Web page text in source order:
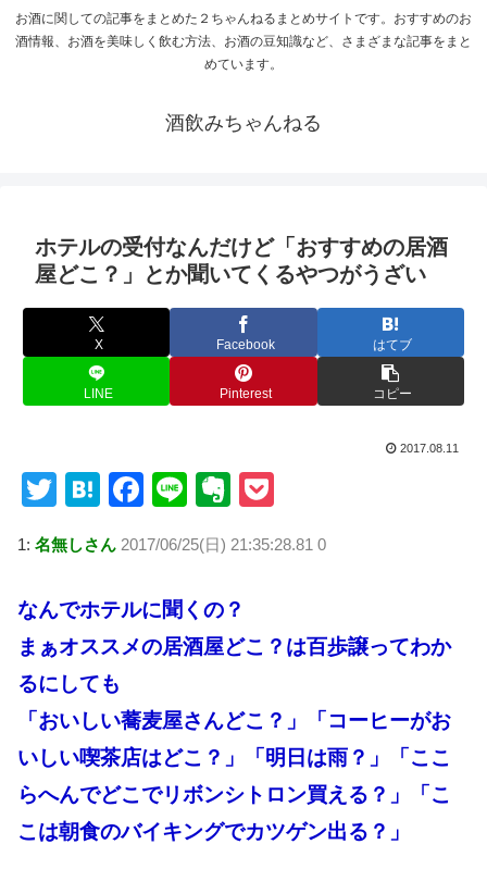
お酒に関しての記事をまとめた２ちゃんねるまとめサイトです。おすすめのお
酒情報、お酒を美味しく飲む方法、お酒の豆知識など、さまざまな記事をまと
めています。
酒飲みちゃんねる
ホテルの受付なんだけど「おすすめの居酒
屋どこ？」とか聞いてくるやつがうざい
X Facebook はてブ
LINE Pinterest コピー
2017.08.11
T
tt
er
H
e
n
a
F
c
e
b
o
o
k
Li
e
E
er
n
ot
e
ck
1: 名無しさん 2017/06/25(日) 21:35:28.81 0
なんでホテルに聞くの？
まぁオススメの居酒屋どこ？は百歩譲ってわか
るにしても
「おいしい蕎麦屋さんどこ？」「コーヒーがお
いしい喫茶店はどこ？」「明日は雨？」「ここ
らへんでどこでリボンシトロン買える？」「こ
こは朝食のバイキングでカツゲン出る？」